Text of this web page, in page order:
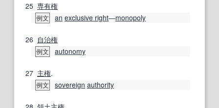
25 専有権
例文 an exclusive right―monopoly
26 自治権
例文 autonomy
27 主権.
例文 sovereign authority